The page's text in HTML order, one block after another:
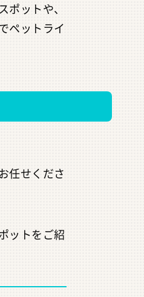
ットや、
ペットライ
任せくださ
ットをご紹